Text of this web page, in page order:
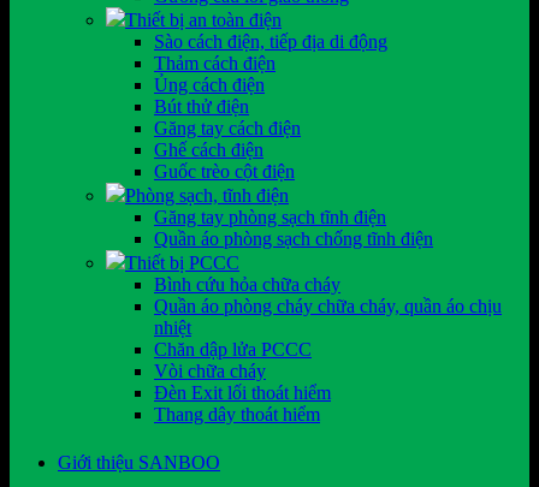
Thiết bị an toàn điện
Sào cách điện, tiếp địa di động
Thảm cách điện
Ủng cách điện
Bút thử điện
Găng tay cách điện
Ghế cách điện
Guốc trèo cột điện
Phòng sạch, tĩnh điện
Găng tay phòng sạch tĩnh điện
Quần áo phòng sạch chống tĩnh điện
Thiết bị PCCC
Bình cứu hỏa chữa cháy
Quần áo phòng cháy chữa cháy, quần áo chịu
nhiệt
Chăn dập lửa PCCC
Vòi chữa cháy
Đèn Exit lối thoát hiểm
Thang dây thoát hiểm
Giới thiệu SANBOO